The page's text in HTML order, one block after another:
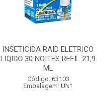
INSETICIDA RAID ELETRICO
LIQIDO 30 NOITES REFIL 21,9
ML
Código: 63103
Embalagem: UN1